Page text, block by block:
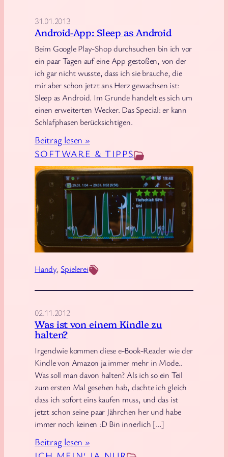
u
s
SOFTWARE & TIPPS
Handy, Spielerei
31.01.2013
Android-App: Sleep as Android
Beim Google Play-Shop durchsuchen bin ich vor
ein paar Tagen auf eine App gestoßen, von der
ich gar nicht wusste, dass ich sie brauche, die
mir aber schon jetzt ans Herz gewachsen ist:
Sleep as Android. Im Grunde handelt es sich um
einen erweiterten Wecker. Das Special: er kann
Schlafphasen berücksichtigen.
Beitrag lesen »:
A
n
d
d
-
A
p
p
l
e
p
a
s
A
n
d
02.11.2012
Was ist von einem Kindle zu
halten?
Irgendwie kommen diese e-Book-Reader wie der
Kindle von Amazon ja immer mehr in Mode..
Was soll man davon halten? Als ich so ein Teil
zum ersten Mal gesehen hab, dachte ich gleich
dass ich sofort eins kaufen muss, und das ist
jetzt schon seine paar Jährchen her und habe
immer noch keinen :D Bin innerlich […]
Beitrag lesen »: